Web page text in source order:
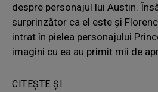
despre personajul lui Austin.
surprinzător ca el este și
intrat în pielea personajului
imagini cu ea au primit mii de
CITEȘTE ȘI